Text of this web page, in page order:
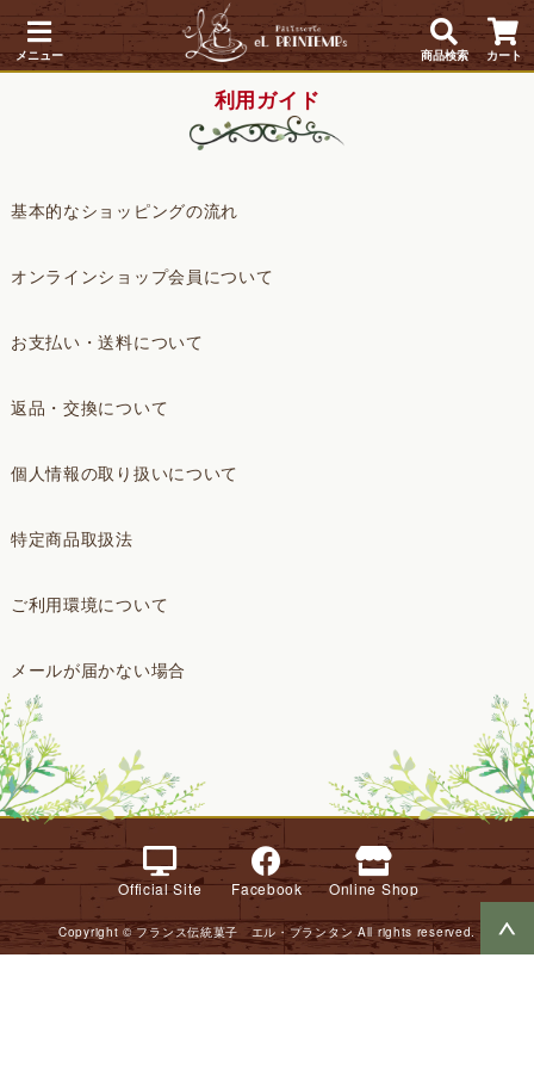
メニュー 商品検索 カート
利用ガイド
基本的なショッピングの流れ
オンラインショップ会員について
お支払い・送料について
返品・交換について
個人情報の取り扱いについて
特定商品取扱法
ご利用環境について
メールが届かない場合
Official Site Facebook Online Shop
Copyright © フランス伝統菓子 エル・プランタン All rights reserved.